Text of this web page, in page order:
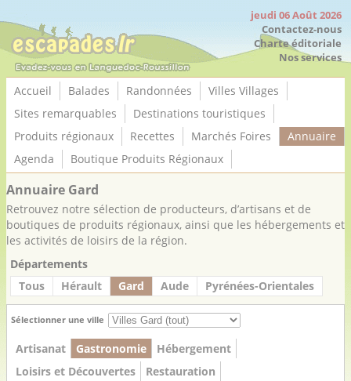
jeudi 06 Août 2026
Contactez-nous
Charte éditoriale
Nos services
Accueil Balades Randonnées
Villes Villages
Sites remarquables
Destinations touristiques
Produits régionaux
Recettes Marchés Foires
Annuaire
Agenda
Boutique Produits Régionaux
Annuaire Gard
Retrouvez notre sélection de producteurs, d’artisans et de
boutiques de produits régionaux, ainsi que les hébergements et
les activités de loisirs de la région.
Départements
Tous
Hérault Gard Aude Pyrénées-Orientales
Sélectionner une ville
Artisanat Gastronomie
Hébergement
Loisirs et Découvertes
Restauration